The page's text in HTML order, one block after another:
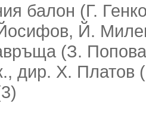
балон (Г.
Й.
(З.
дир. Х.